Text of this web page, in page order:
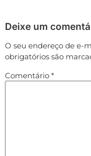
Deixe um
O seu endereço de e-
obrigatórios são
Comentário *